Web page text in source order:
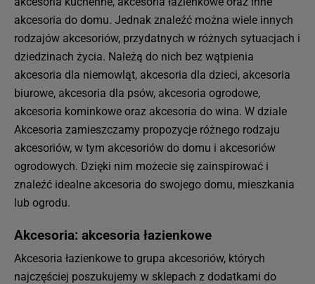
akcesoria do domu. Jednak znaleźć można wiele innych
rodzajów akcesoriów, przydatnych w różnych sytuacjach i
dziedzinach życia. Należą do nich bez wątpienia
akcesoria dla niemowląt, akcesoria dla dzieci, akcesoria
biurowe, akcesoria dla psów, akcesoria ogrodowe,
akcesoria kominkowe oraz akcesoria do wina. W dziale
Akcesoria zamieszczamy propozycje różnego rodzaju
akcesoriów, w tym akcesoriów do domu i akcesoriów
ogrodowych. Dzięki nim możecie się zainspirować i
znaleźć idealne akcesoria do swojego domu, mieszkania
lub ogrodu.
Akcesoria: akcesoria łazienkowe
Akcesoria łazienkowe to grupa akcesoriów, których
najczęściej poszukujemy w sklepach z dodatkami do